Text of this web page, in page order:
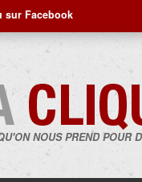
sur Facebook
NOUS PREND POUR